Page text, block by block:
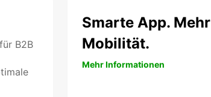
B2B
Smarte App. Mehr
Mobilität.
Mehr Informationen